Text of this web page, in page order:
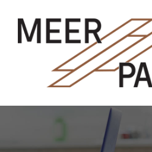
inhoud